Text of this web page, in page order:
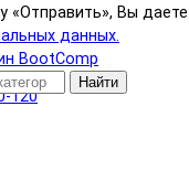
120
«Отправить», Вы даете
данных.
Найти